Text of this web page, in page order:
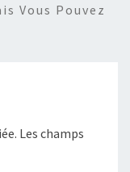
Vous Pouvez
Les champs